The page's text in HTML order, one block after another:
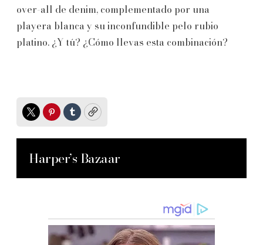
over-all de denim, complementado por una
playera blanca y su inconfundible pelo rubio
platino. ¿Y tú? ¿Cómo llevas esta combinación?
TwitterPinterest
TumblrCopy
Harper’s Bazaar